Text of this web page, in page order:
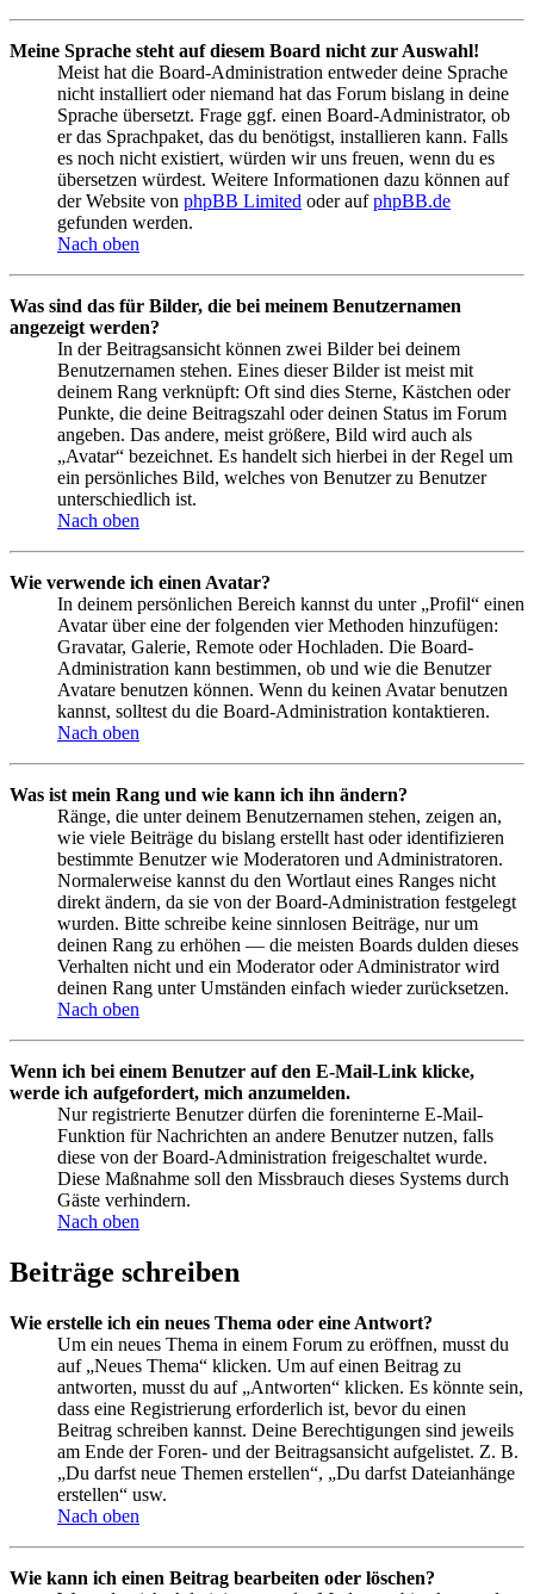
Meine Sprache steht auf diesem Board nicht zur Auswahl!
Meist hat die Board-Administration entweder deine Sprache
nicht installiert oder niemand hat das Forum bislang in deine
Sprache übersetzt. Frage ggf. einen Board-Administrator, ob
er das Sprachpaket, das du benötigst, installieren kann. Falls
es noch nicht existiert, würden wir uns freuen, wenn du es
übersetzen würdest. Weitere Informationen dazu können auf
der Website von phpBB Limited oder aufphpBB.de
gefunden werden.
Nach oben
Was sind das für Bilder, die bei meinem Benutzernamen
angezeigt werden?
In der Beitragsansicht können zwei Bilder bei deinem
Benutzernamen stehen. Eines dieser Bilder ist meist mit
deinem Rang verknüpft: Oft sind dies Sterne, Kästchen oder
Punkte, die deine Beitragszahl oder deinen Status im Forum
angeben. Das andere, meist größere, Bild wird auch als
„Avatar“ bezeichnet. Es handelt sich hierbei in der Regel um
ein persönliches Bild, welches von Benutzer zu Benutzer
unterschiedlich ist.
Nach oben
Wie verwende ich einen Avatar?
In deinem persönlichen Bereich kannst du unter „Profil“ einen
Avatar über eine der folgenden vier Methoden hinzufügen:
Gravatar, Galerie, Remote oder Hochladen. Die Board-
Administration kann bestimmen, ob und wie die Benutzer
Avatare benutzen können. Wenn du keinen Avatar benutzen
kannst, solltest du die Board-Administration kontaktieren.
Nach oben
Was ist mein Rang und wie kann ich ihn ändern?
Ränge, die unter deinem Benutzernamen stehen, zeigen an,
wie viele Beiträge du bislang erstellt hast oder identifizieren
bestimmte Benutzer wie Moderatoren und Administratoren.
Normalerweise kannst du den Wortlaut eines Ranges nicht
direkt ändern, da sie von der Board-Administration festgelegt
wurden. Bitte schreibe keine sinnlosen Beiträge, nur um
deinen Rang zu erhöhen — die meisten Boards dulden dieses
Verhalten nicht und ein Moderator oder Administrator wird
deinen Rang unter Umständen einfach wieder zurücksetzen.
Nach oben
Wenn ich bei einem Benutzer auf den E-Mail-Link klicke,
werde ich aufgefordert, mich anzumelden.
Nur registrierte Benutzer dürfen die foreninterne E-Mail-
Funktion für Nachrichten an andere Benutzer nutzen, falls
diese von der Board-Administration freigeschaltet wurde.
Diese Maßnahme soll den Missbrauch dieses Systems durch
Gäste verhindern.
Nach oben
Beiträge schreiben
Wie erstelle ich ein neues Thema oder eine Antwort?
Um ein neues Thema in einem Forum zu eröffnen, musst du
auf „Neues Thema“ klicken. Um auf einen Beitrag zu
antworten, musst du auf „Antworten“ klicken. Es könnte sein,
dass eine Registrierung erforderlich ist, bevor du einen
Beitrag schreiben kannst. Deine Berechtigungen sind jeweils
am Ende der Foren- und der Beitragsansicht aufgelistet. Z. B.
„Du darfst neue Themen erstellen“, „Du darfst Dateianhänge
erstellen“ usw.
Nach oben
Wie kann ich einen Beitrag bearbeiten oder löschen?